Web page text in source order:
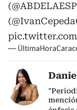
(
(
—